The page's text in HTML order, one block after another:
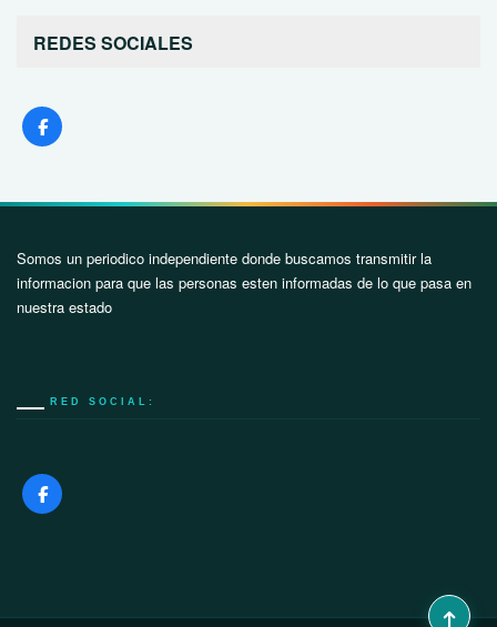
REDES SOCIALES
Somos un periodico independiente donde buscamos transmitir la
informacion para que las personas esten informadas de lo que pasa en
nuestra estado
RED SOCIAL: